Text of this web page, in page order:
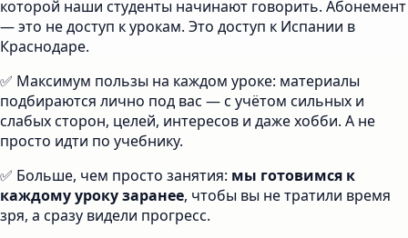
которой наши студенты начинают говорить. Абонемент
— это не доступ к урокам. Это доступ к Испании в
Краснодаре.
✅ Максимум пользы на каждом уроке: материалы
подбираются лично под вас — с учётом сильных и
слабых сторон, целей, интересов и даже хобби. А не
просто идти по учебнику.
✅ Больше, чем просто занятия: мы готовимся к
каждому уроку заранее, чтобы вы не тратили время
зря, а сразу видели прогресс.